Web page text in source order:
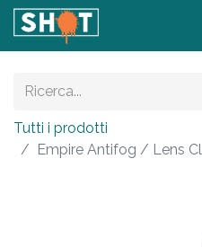
Tutti i prodotti
Empire Antifog / Lens